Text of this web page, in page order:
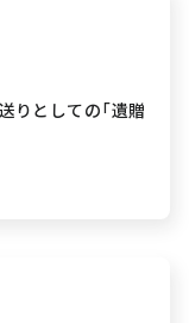
りとしての「遺贈